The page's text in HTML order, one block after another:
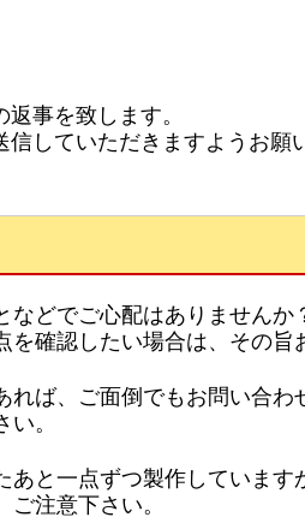
事を致します。
していただきますようお願
どでご心配はありませんか
確認したい場合は、その旨
ば、ご面倒でもお問い合わ
。
と一点ずつ製作しています
注意下さい。